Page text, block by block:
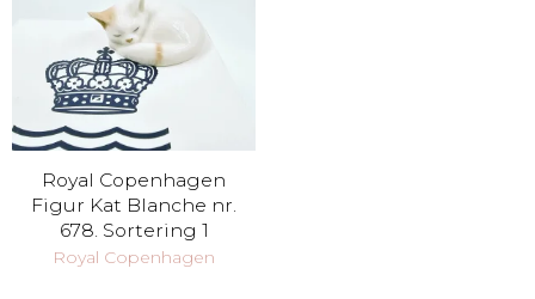
Royal Copenhagen
Figur Kat Blanche nr.
678. Sortering 1
Royal Copenhagen